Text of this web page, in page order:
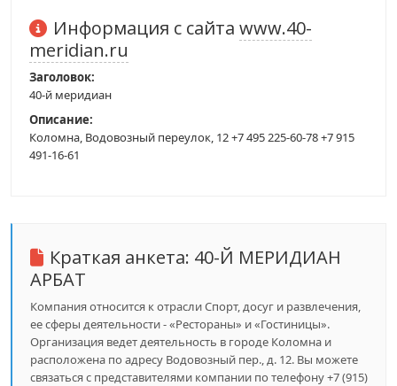
Информация с сайта www.40-
meridian.ru
Заголовок:
40-й меридиан
Описание:
Коломна, Водовозный переулок, 12 +7 495 225-60-78 +7 915
491-16-61
Краткая анкета: 40-Й МЕРИДИАН
АРБАТ
Компания относится к отрасли Спорт, досуг и развлечения,
ее сферы деятельности - «Рестораны» и «Гостиницы».
Организация ведет деятельность в городе Коломна и
расположена по адресу Водовозный пер., д. 12. Вы можете
связаться с представителями компании по телефону +7 (915)